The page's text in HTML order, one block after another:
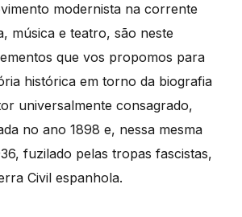
modernista na corrente
música e teatro, são neste
que vos propomos para
histórica em torno da biografia
universalmente consagrado,
no ano 1898 e, nessa mesma
fuzilado pelas tropas fascistas,
Civil espanhola.